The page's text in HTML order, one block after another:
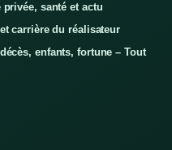
santé et actu
carrière du réalisateur
enfants, fortune – Tout